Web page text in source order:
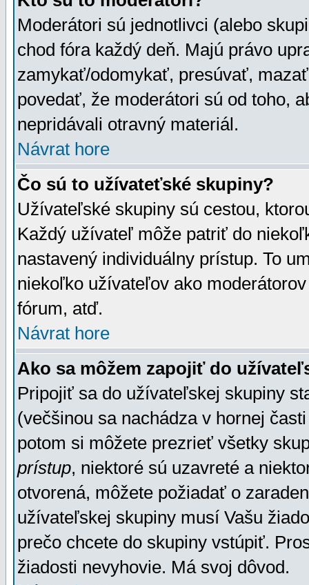
Moderátori sú jednotlivci (alebo
chod fóra každý deň. Majú právo
zamykať/odomykať, presúvať,
povedať, že moderátori sú od toho,
nepridávali otravný materiál.
Návrat hore
Čo sú to užívateťské skupiny?
Užívateľské skupiny sú cestou,
Každý užívateľ môže patriť do
nastavený individuálny prístup. To
niekoľko užívateľov ako
fórum, atď.
Návrat hore
Ako sa môžem zapojiť do
Pripojiť sa do užívateľskej skupiny
(večšinou sa nachádza v hornej
potom si môžete prezrieť všetky
prístup, niektoré sú uzavreté a
otvorená, môžete požiadať o
užívateľskej skupiny musí Vašu
prečo chcete do skupiny vstúpiť.
žiadosti nevyhovie. Má svoj dôvod.